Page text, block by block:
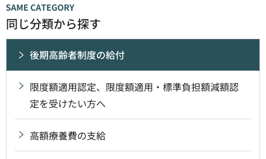
同じ分類から探す
後期高齢者制度の給付
限度額適用認定、限度額適用・標準負担額減額認
定を受けたい方へ
高額療養費の支給